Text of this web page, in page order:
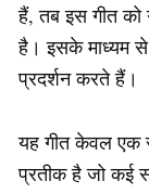
हैं, तब इस गीत को
है। इसके माध्यम
प्रदर्शन करते हैं।
यह गीत केवल एक
प्रतीक है जो कई